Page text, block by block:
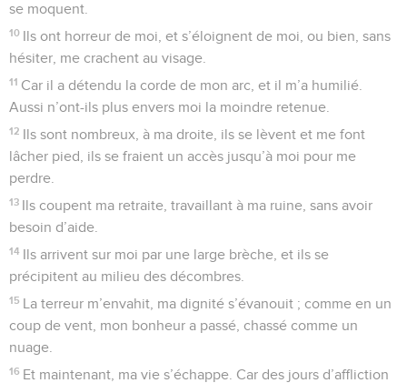
se moquent.
10 Ils ont horreur de moi, et s’éloignent de moi, ou bien, sans
hésiter, me crachent au visage.
11 Car il a détendu la corde de mon arc, et il m’a humilié.
Aussi n’ont-ils plus envers moi la moindre retenue.
12 Ils sont nombreux, à ma droite, ils se lèvent et me font
lâcher pied, ils se fraient un accès jusqu’à moi pour me
perdre.
13 Ils coupent ma retraite, travaillant à ma ruine, sans avoir
besoin d’aide.
14 Ils arrivent sur moi par une large brèche, et ils se
précipitent au milieu des décombres.
15 La terreur m’envahit, ma dignité s’évanouit ; comme en un
coup de vent, mon bonheur a passé, chassé comme un
nuage.
16 Et maintenant, ma vie s’échappe. Car des jours d’affliction